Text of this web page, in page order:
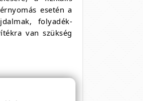
esetén a
folyadék-
van szükség